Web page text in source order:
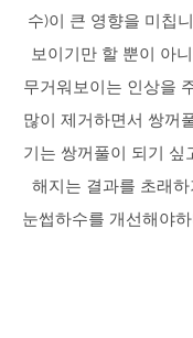
수)이 큰 영향을 미칩
보이기만 할 뿐이 아
무거워보이는 인상을
많이 제거하면서 쌍꺼
기는 쌍꺼풀이 되기 싶
해지는 결과를 초래
눈썹하수를 개선해야